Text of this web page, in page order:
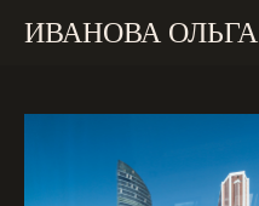
ИВАНОВА ОЛЬГА